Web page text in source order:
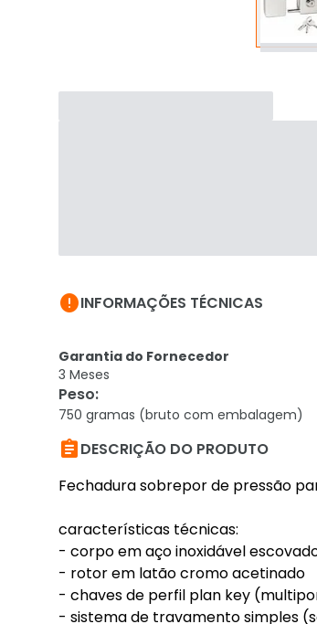
INFORMAÇÕES TÉCNICAS
Garantia do Fornecedor
3 Meses
Peso:
750 gramas (bruto com embalagem)
DESCRIÇÃO DO PRODUTO
Fechadura sobrepor de pressão
características técnicas:
- corpo em aço inoxidável
- rotor em latão cromo acetinado
- chaves de perfil plan key
- sistema de travamento simples